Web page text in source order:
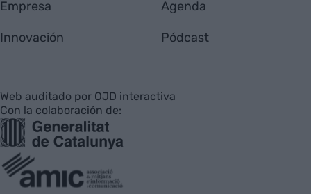
Empresa
Innovación
Agenda
Pódcast
Web auditado por OJD interactiva
Con la colaboración de: